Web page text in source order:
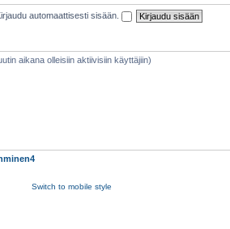
automaattisesti sisään.
aikana olleisiin aktiivisiin käyttäjiin)
Switch to mobile style